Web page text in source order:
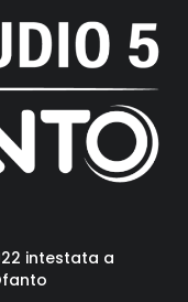
intestata a